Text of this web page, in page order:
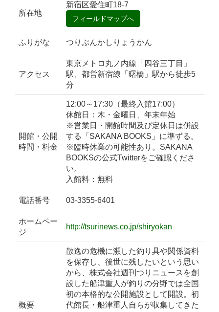
所在地
新宿区愛住町18-7
ふりがな つりぶんかしりょうかん
アクセス
東京メトロ丸ノ内線「四谷三丁目」
駅、都営新宿線「曙橋」駅から徒歩5
分
開館・公開
時間・料金
12:00～17:30（最終入館17:00）
休館日：木・金曜日、年末年始
※営業日・開館時間及び定休日は併設
する「SAKANA BOOKS」に準ずる。
※臨時休業の可能性あり。SAKANA
BOOKSの公式Twitterをご確認くださ
い。
入館料：無料
電話番号 03-3355-6401
ホームペー
ジ
http://tsurinews.co.jp/shiryokan
概要
散逸の危機に瀕した釣り具や関係資料
を保存し、後世に残したいという思い
から、株式会社週刊つりニュースを創
設した船津重人が釣りの分野では全国
初の本格的な公開施設として開設。初
代館長・船津重人自らが収集してきた